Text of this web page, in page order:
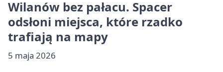
Wilanów bez pałacu. Spacer
odsłoni miejsca, które rzadko
trafiają na mapy
5 maja 2026